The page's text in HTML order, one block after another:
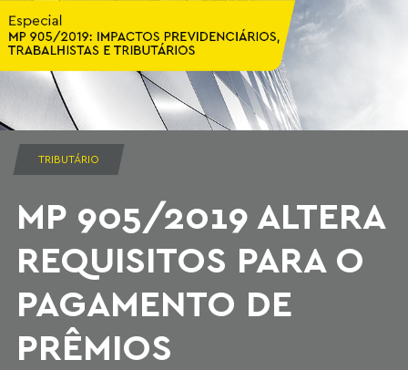
TRIBUTÁRIO
MP 905/2019 ALTERA
REQUISITOS PARA O
PAGAMENTO DE
PRÊMIOS